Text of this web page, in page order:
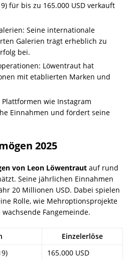
für bis zu 165.000 USD verkauft
Seine internationale
Galerien trägt erheblich zu
bei.
Löwentraut hat
mit etablierten Marken und
wie Instagram
Einnahmen und fördert seine
2025
von Leon Löwentraut auf rund
Seine jährlichen Einnahmen
20 Millionen USD. Dabei spielen
Rolle, wie Mehroptionsprojekte
Fangemeinde.
Einzelerlöse
165.000 USD